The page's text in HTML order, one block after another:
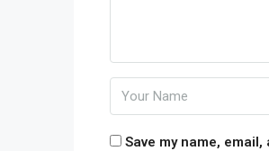
Save my name,